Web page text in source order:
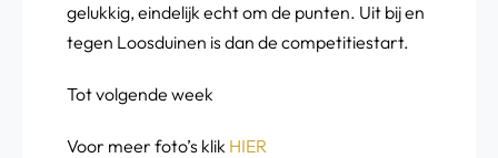
gelukkig, eindelijk echt om de punten. Uit bij en
tegen Loosduinen is dan de competitiestart.
Tot volgende week
Voor meer foto’s klik HIER